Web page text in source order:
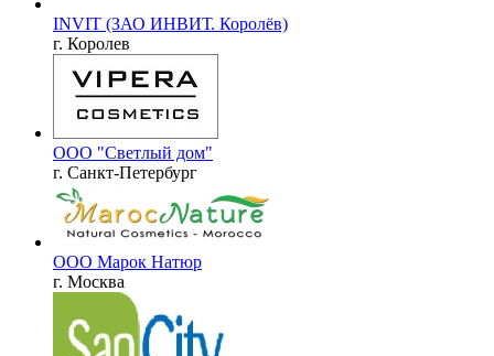
INVIT (ЗАО ИНВИТ. Королёв)
г. Королев
ООО "Светлый дом"
г. Санкт-Петербург
ООО Марок Натюр
г. Москва